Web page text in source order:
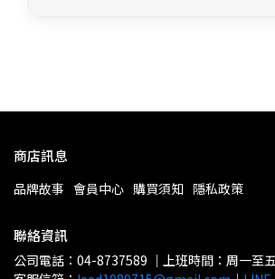
商店訊息
品牌故事 會員中心 購買須知 隱私政策
聯絡資訊
公司電話：04-8737589 ｜上班時間：周一至